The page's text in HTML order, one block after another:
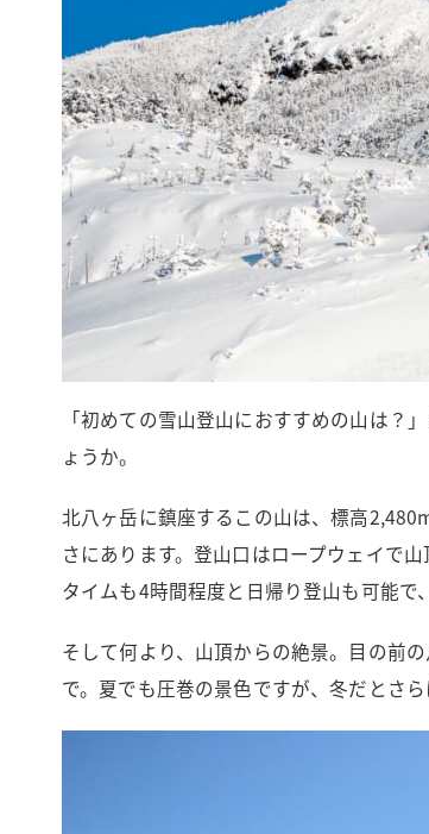
「初めての雪山登山におすすめの山は？
ょうか。
北八ヶ岳に鎮座するこの山は、標高
さにあります。登山口はロープウェイで
タイムも4時間程度と日帰り登山も可能で
そして何より、山頂からの絶景。目の前
で。夏でも圧巻の景色ですが、冬だとさら